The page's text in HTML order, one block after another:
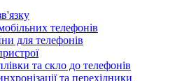
телефонів
для телефонів
та скло до телефонів
та перехідники